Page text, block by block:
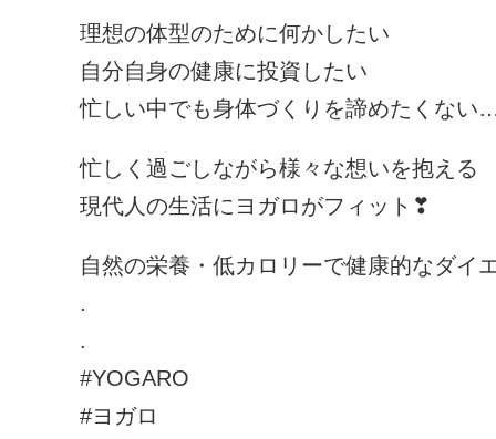
理想の体型のために何かしたい
自分自身の健康に投資したい
忙しい中でも身体づくりを諦めたくない
忙しく過ごしながら様々な想いを抱える
現代人の生活にヨガロがフィット❣
自然の栄養・低カロリーで健康的なダイ
.
.
#YOGARO
#ヨガロ